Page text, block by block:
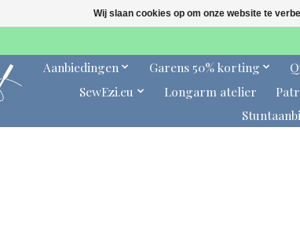
Aanbiedingen Garens 50% korting
SewEzi.eu
Longarm atelier
Wij slaan cookies op om onze website te